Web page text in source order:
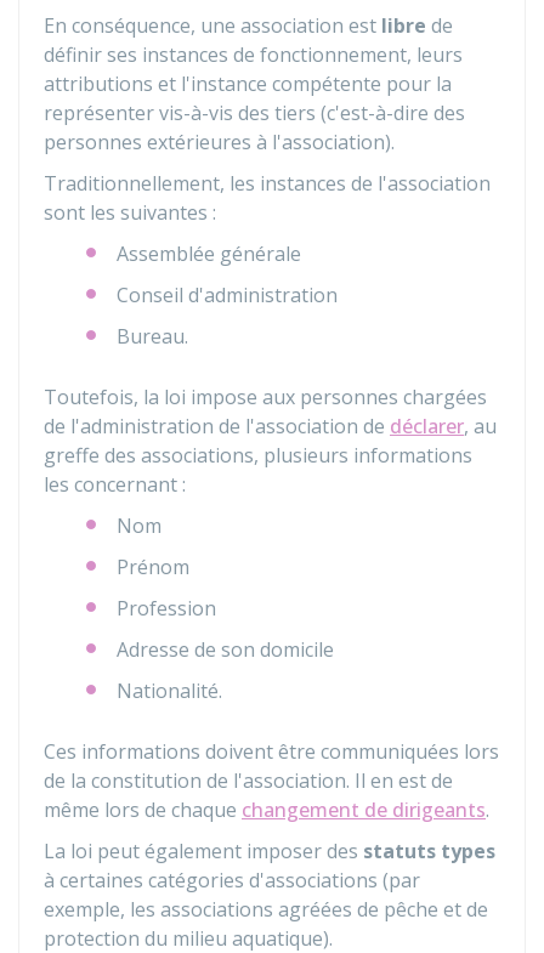
En conséquence, une association est libre de
définir ses instances de fonctionnement, leurs
attributions et l'instance compétente pour la
représenter vis-à-vis des tiers (c'est-à-dire des
personnes extérieures à l'association).
Traditionnellement, les instances de l'association
sont les suivantes :
Assemblée générale
Conseil d'administration
Bureau.
Toutefois, la loi impose aux personnes chargées
de l'administration de l'association de déclarer, au
greffe des associations, plusieurs informations
les concernant :
Nom
Prénom
Profession
Adresse de son domicile
Nationalité.
Ces informations doivent être communiquées lors
de la constitution de l'association. Il en est de
même lors de chaque changement de dirigeants.
La loi peut également imposer des statuts types
à certaines catégories d'associations (par
exemple, les associations agréées de pêche et de
protection du milieu aquatique).